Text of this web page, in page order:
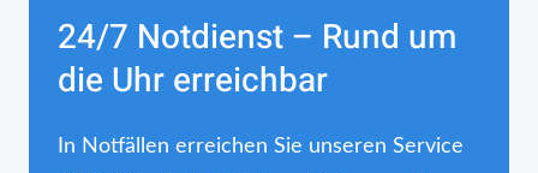
24/7 Notdienst – Rund um
die Uhr erreichbar
In Notfällen erreichen Sie unseren Service